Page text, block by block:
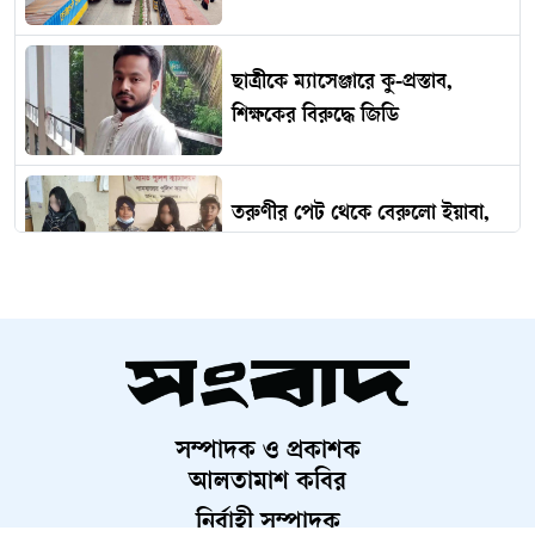
ছাত্রীকে ম্যাসেঞ্জারে কু-প্রস্তাব,
শিক্ষকের বিরুদ্ধে জিডি
তরুণীর পেট থেকে বেরুলো ইয়াবা,
আমদানি
‘কিসের হাসিনা? তার চেহারা কি দেখা
গেছে?’
সম্পাদক ও প্রকাশক
আলতামাশ কবির
নির্বাহী সম্পাদক